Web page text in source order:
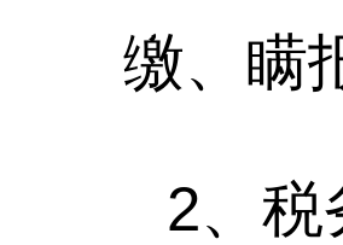
缴、瞒
2、 税